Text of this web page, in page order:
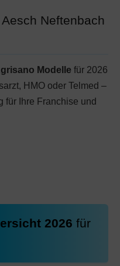
Neftenbach
Modelle für 2026
HMO oder Telmed –
für Ihre Franchise und
2026 für